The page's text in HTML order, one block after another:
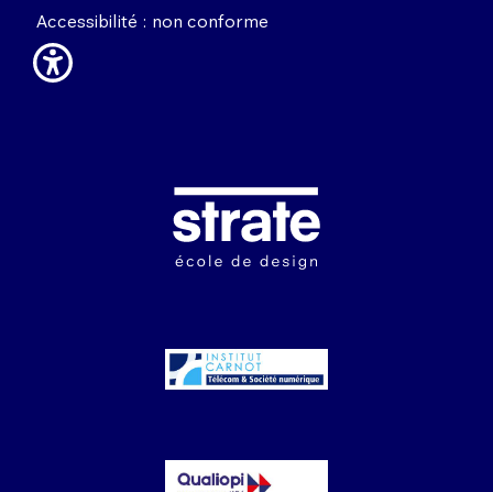
Image
Accessibilité : non conforme